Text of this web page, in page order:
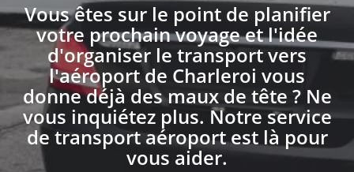
Vous êtes sur le point de planifier
votre prochain voyage et l'idée
d'organiser le transport vers
l'aéroport de Charleroi vous
donne déjà des maux de tête ? Ne
vous inquiétez plus. Notre service
de transport aéroport est là pour
vous aider.